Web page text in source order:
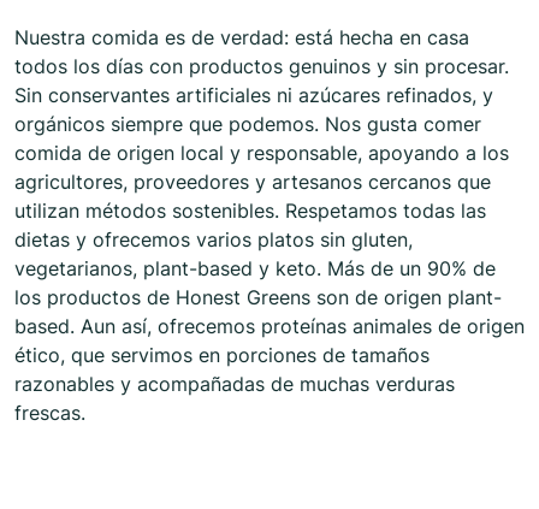
Nuestra comida es de verdad: está hecha en casa
todos los días con productos genuinos y sin procesar.
Sin conservantes artificiales ni azúcares refinados, y
orgánicos siempre que podemos. Nos gusta comer
comida de origen local y responsable, apoyando a los
agricultores, proveedores y artesanos cercanos que
utilizan métodos sostenibles. Respetamos todas las
dietas y ofrecemos varios platos sin gluten,
vegetarianos, plant-based y keto. Más de un 90% de
los productos de Honest Greens son de origen plant-
based. Aun así, ofrecemos proteínas animales de origen
ético, que servimos en porciones de tamaños
razonables y acompañadas de muchas verduras
frescas.